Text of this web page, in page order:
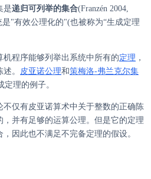
是递归可列举的集合(Franzén 2004,
是"有效公理化的"(也被称为“生成定理
程序能够列举出系统中所有的定理 ，
述 。 皮亚诺公理和策梅洛-弗兰克尔集
理的例子。
不仅有皮亚诺算术中关于整数的正确陈
并有足够的运算公理。但是它的定理
因此也不满足不完备定理的假设。